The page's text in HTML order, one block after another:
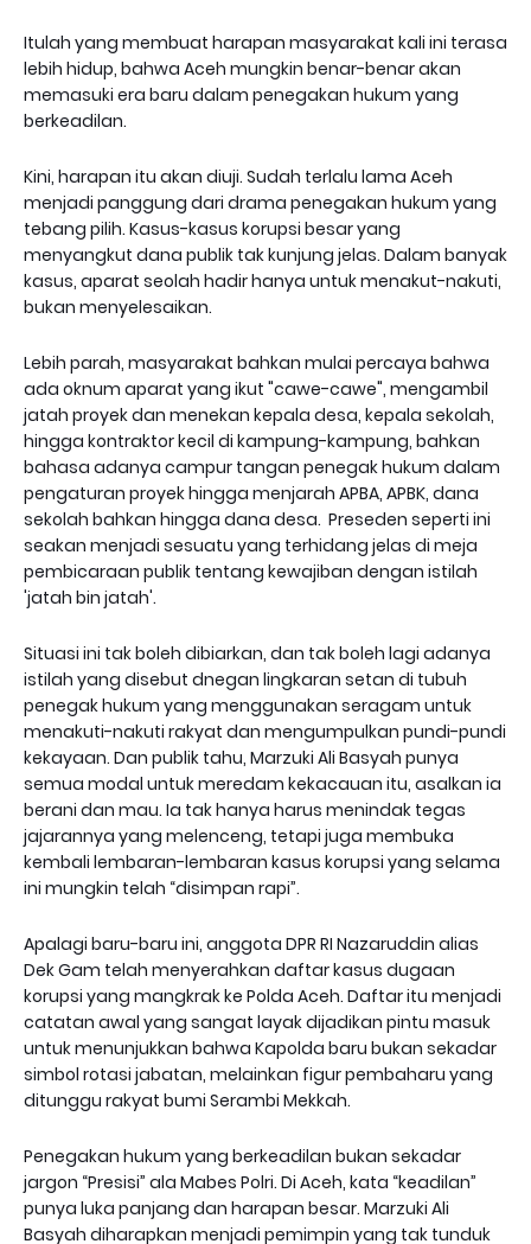
Itulah yang membuat harapan masyarakat kali ini terasa
lebih hidup, bahwa Aceh mungkin benar-benar akan
memasuki era baru dalam penegakan hukum yang
berkeadilan.
Kini, harapan itu akan diuji. Sudah terlalu lama Aceh
menjadi panggung dari drama penegakan hukum yang
tebang pilih. Kasus-kasus korupsi besar yang
menyangkut dana publik tak kunjung jelas. Dalam banyak
kasus, aparat seolah hadir hanya untuk menakut-nakuti,
bukan menyelesaikan.
Lebih parah, masyarakat bahkan mulai percaya bahwa
ada oknum aparat yang ikut "cawe-cawe", mengambil
jatah proyek dan menekan kepala desa, kepala sekolah,
hingga kontraktor kecil di kampung-kampung, bahkan
bahasa adanya campur tangan penegak hukum dalam
pengaturan proyek hingga menjarah APBA, APBK, dana
sekolah bahkan hingga dana desa. Preseden seperti ini
seakan menjadi sesuatu yang terhidang jelas di meja
pembicaraan publik tentang kewajiban dengan istilah
'jatah bin jatah'.
Situasi ini tak boleh dibiarkan, dan tak boleh lagi adanya
istilah yang disebut dnegan lingkaran setan di tubuh
penegak hukum yang menggunakan seragam untuk
menakuti-nakuti rakyat dan mengumpulkan pundi-pundi
kekayaan. Dan publik tahu, Marzuki Ali Basyah punya
semua modal untuk meredam kekacauan itu, asalkan ia
berani dan mau. Ia tak hanya harus menindak tegas
jajarannya yang melenceng, tetapi juga membuka
kembali lembaran-lembaran kasus korupsi yang selama
ini mungkin telah “disimpan rapi”.
Apalagi baru-baru ini, anggota DPR RI Nazaruddin alias
Dek Gam telah menyerahkan daftar kasus dugaan
korupsi yang mangkrak ke Polda Aceh. Daftar itu menjadi
catatan awal yang sangat layak dijadikan pintu masuk
untuk menunjukkan bahwa Kapolda baru bukan sekadar
simbol rotasi jabatan, melainkan figur pembaharu yang
ditunggu rakyat bumi Serambi Mekkah.
Penegakan hukum yang berkeadilan bukan sekadar
jargon “Presisi” ala Mabes Polri. Di Aceh, kata “keadilan”
punya luka panjang dan harapan besar. Marzuki Ali
Basyah diharapkan menjadi pemimpin yang tak tunduk